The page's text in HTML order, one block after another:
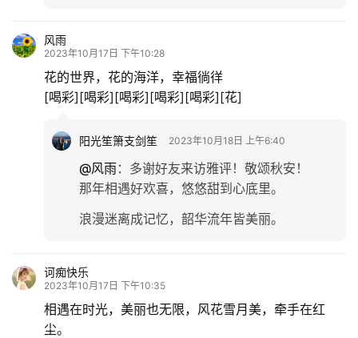
风雨
2023年10月17日 下午10:28
花的世界，花的海洋，幸福徜徉
[喝彩][喝彩][喝彩][喝彩][喝彩][花]
阳光笙箫支剑笙 2023年10月18日 上午6:40
@风雨： 多谢好友来访雅评！敬颂秋安！
那年相遇好欢喜，悠悠甜到心底里。
浪漫迷离成记忆，韶华流年皆美丽。
诃痴快乐
2023年10月17日 下午10:35
相遇在时光，美丽也无限，风花雪月美，牵手在红
尘。